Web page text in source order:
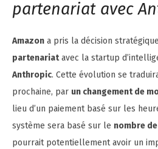
partenariat avec
Amazon a pris la décision
partenariatavec la startup
Anthropic. Cette évolution se
prochaine, par un changement de
lieu d’un paiement basé sur les
système sera basé sur le nombre
pourrait potentiellement avoir un